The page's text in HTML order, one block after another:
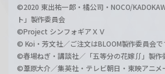
©2020 東出祐一郎・橘公司・NOCO/
ト」製作委員会
©Project シンフォギアＸＶ
© Koi・芳文社／ご注文はBLOOM製作委員会で
©春場ねぎ・講談社／「五等分の花嫁∬」製作
©葦原大介／集英社・テレビ朝日・東映アニメ